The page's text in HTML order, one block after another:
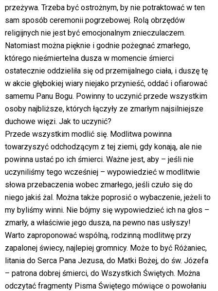
przeżywa. Trzeba być ostrożnym, by nie potraktować w ten
sam sposób ceremonii pogrzebowej. Rolą obrzędów
religijnych nie jest być emocjonalnym znieczulaczem.
Natomiast można pięknie i godnie pożegnać zmarłego,
którego nieśmiertelna dusza w momencie śmierci
ostatecznie oddzieliła się od przemijalnego ciała, i duszę tę
w akcie głębokiej wiary niejako przynieść, oddać i ofiarować
samemu Panu Bogu. Powinny to uczynić przede wszystkim
osoby najbliższe, których łączyły ze zmarłym najsilniejsze
duchowe więzi. Jak to uczynić?
Przede wszystkim modlić się. Modlitwa powinna
towarzyszyć odchodzącym z tej ziemi, gdy konają, ale nie
powinna ustać po ich śmierci. Ważne jest, aby – jeśli nie
uczyniliśmy tego wcześniej – wypowiedzieć w modlitwie
słowa przebaczenia wobec zmarłego, jeśli czuło się do
niego jakiś żal. Można także poprosić o wybaczenie, jeżeli to
my byliśmy winni. Nie bójmy się wypowiedzieć ich na głos –
zmarły, a właściwie jego dusza, na pewno nas usłyszy!
Warto zaproponować wspólną, rodzinną modlitwę przy
zapalonej świecy, najlepiej gromnicy. Może to być Różaniec,
litania do Serca Pana Jezusa, do Matki Bożej, do św. Józefa
– patrona dobrej śmierci, do Wszystkich Świętych. Można
odczytać fragmenty Pisma Świętego mówiące o powołaniu